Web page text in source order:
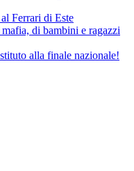
Ferrari di Este
di bambini e ragazzi
alla finale nazionale!